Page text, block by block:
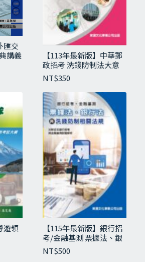
匯交
講義
【113年最新版】中華郵
政招考 洗錢防制法大意
（含概要）
NT$350
遊領
【115年最新版】銀行招
考/金融基測 票據法、銀
行法與洗錢防制相關法規
NT$500